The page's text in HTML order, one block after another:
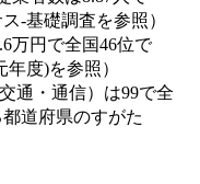
‐基礎調査を参照）
万円で全国46位で
度)を参照）
通・通信）は99で全
道府県のすがた